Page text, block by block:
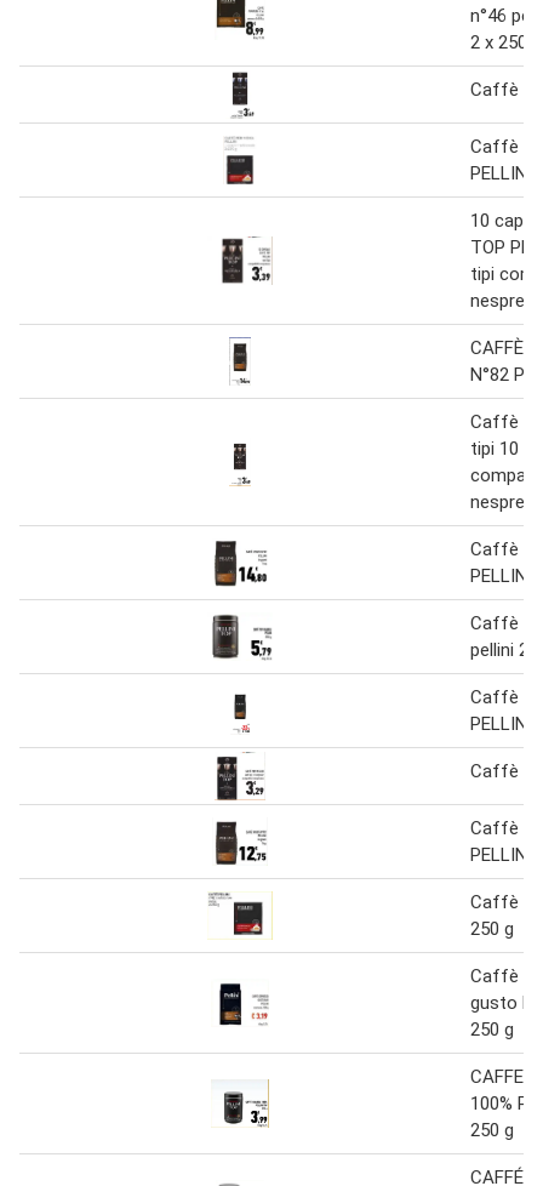
n°46
2 x 250 g
Caffè
Caffè
PELLINI
10
TOP
tipi
CAFFÈ
N°82
Caffè
tipi 10
Caffè
PELLINI
Caffè
pellini
Caffè
PELLINI
Caffè
Caffè
PELLINI
Caffè
250 g
Caffè
gusto
250 g
CAFFE'
100%
250 g
CAFFÉ